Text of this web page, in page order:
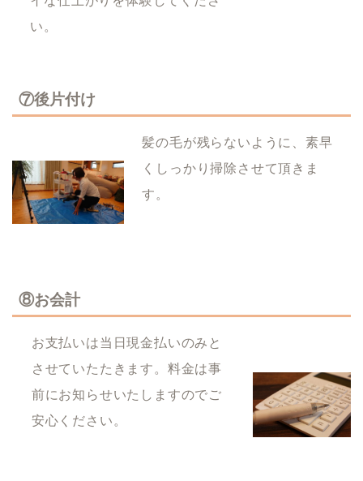
い。
⑦後片付け
髪の毛が残らないように、素早
くしっかり掃除させて頂きま
す。
⑧お会計
お支払いは当日現金払いのみと
させていたたきます。料金は事
前にお知らせいたしますのでご
安心ください。